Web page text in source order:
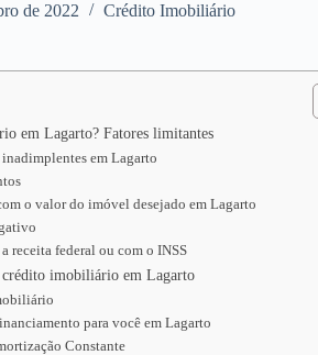
de 2022 Crédito Imobiliário
em Lagarto? Fatores limitantes
em Lagarto
o valor do imóvel desejado em Lagarto
receita federal ou com o INSS
crédito imobiliário em Lagarto
para você em Lagarto
Constante